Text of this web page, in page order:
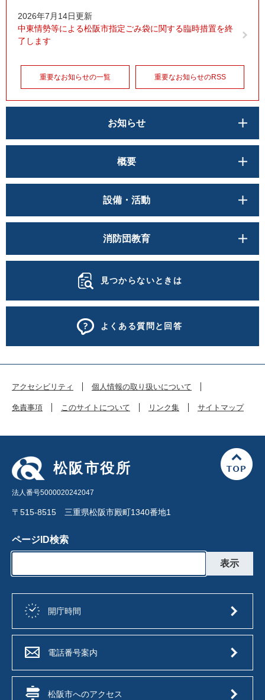
2026年7月14日更新
中東情勢等による松阪市指定ごみ袋に関する臨時措置を終
了します
重要なお知らせの一覧 重要なお知らせのRSS
お知らせ
概要
設備・活動
消防団教育
見つからないときは
よくある質問と回答
アクセシビリティ 個人情報の取り扱いについて
免責事項 このサイトについて リンク集 サイトマップ
松阪市役所
法人番号5000020242047
〒515-8515 三重県松阪市殿町1340番地1
ページID検索
開庁時間
電話番号案内
松阪市へのアクセス